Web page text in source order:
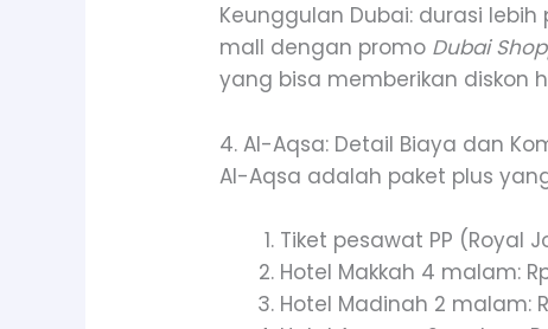
Keunggulan Dubai: durasi
mall dengan promo Dubai
yang bisa memberikan diskon
4. Al-Aqsa: Detail Biaya dan
Al-Aqsa adalah paket plus
Tiket pesawat PP (Royal
Hotel Makkah 4 malam:
Hotel Madinah 2 malam: